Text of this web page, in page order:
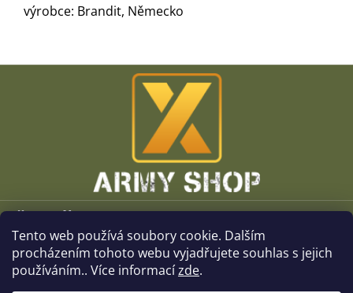
Tento web používá soubory cookie. Dalším
procházením tohoto webu vyjadřujete souhlas s jejich
používáním.. Více informacízde.
výrobce: Brandit, Německo
Z
Vše o nákupu
O společnosti
Kamenné prodejny